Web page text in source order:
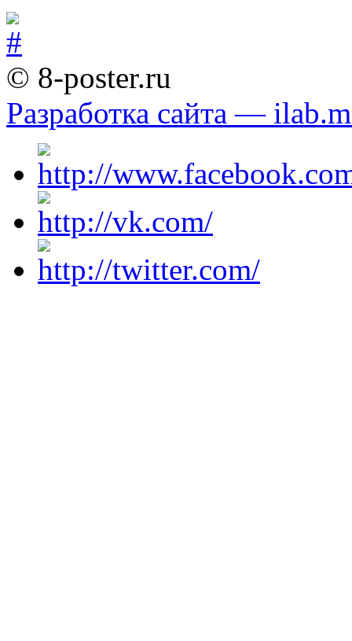
© 8-poster.ru
Разработка сайта —